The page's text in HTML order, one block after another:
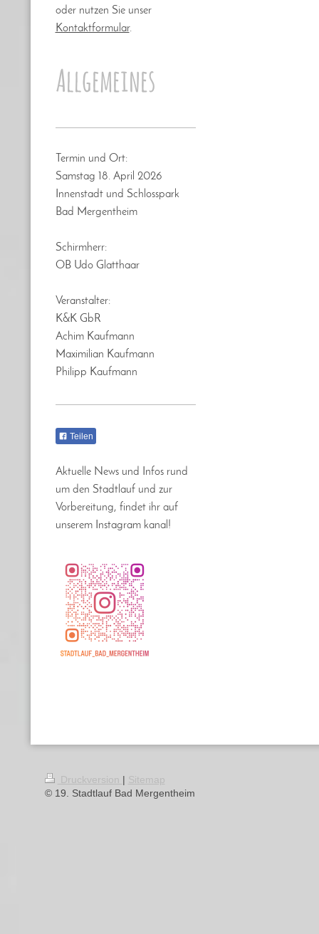
oder nutzen Sie unser
Kontaktformular.
Allgemeines
Termin und Ort:
Samstag 18. April 2026
Innenstadt und Schlosspark
Bad Mergentheim
Schirmherr:
OB Udo Glatthaar
Veranstalter:
K&K GbR
Achim Kaufmann
Maximilian Kaufmann
Philipp Kaufmann
Teilen
Aktuelle News und Infos rund
um den Stadtlauf und zur
Vorbereitung, findet ihr auf
unserem Instagram kanal!
Druckversion | Sitemap
© 19. Stadtlauf Bad Mergentheim